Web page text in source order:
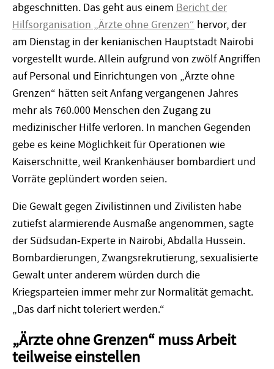
abgeschnitten. Das geht aus einem Bericht der
Hilfsorganisation „Ärzte ohne Grenzen“ hervor, der
am Dienstag in der kenianischen Hauptstadt Nairobi
vorgestellt wurde. Allein aufgrund von zwölf Angriffen
auf Personal und Einrichtungen von „Ärzte ohne
Grenzen“ hätten seit Anfang vergangenen Jahres
mehr als 760.000 Menschen den Zugang zu
medizinischer Hilfe verloren. In manchen Gegenden
gebe es keine Möglichkeit für Operationen wie
Kaiserschnitte, weil Krankenhäuser bombardiert und
Vorräte geplündert worden seien.
Die Gewalt gegen Zivilistinnen und Zivilisten habe
zutiefst alarmierende Ausmaße angenommen, sagte
der Südsudan-Experte in Nairobi, Abdalla Hussein.
Bombardierungen, Zwangsrekrutierung, sexualisierte
Gewalt unter anderem würden durch die
Kriegsparteien immer mehr zur Normalität gemacht.
„Das darf nicht toleriert werden.“
„Ärzte ohne Grenzen“ muss Arbeit
teilweise einstellen